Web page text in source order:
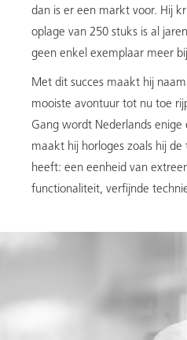
dan is er een markt voor. Hij
oplage van 250 stuks is al
geen enkel exemplaar meer
Met dit succes maakt hij
mooiste avontuur tot nu toe
Gang wordt Nederlands
maakt hij horloges zoals hij
heeft: een eenheid van
functionaliteit, verfijnde